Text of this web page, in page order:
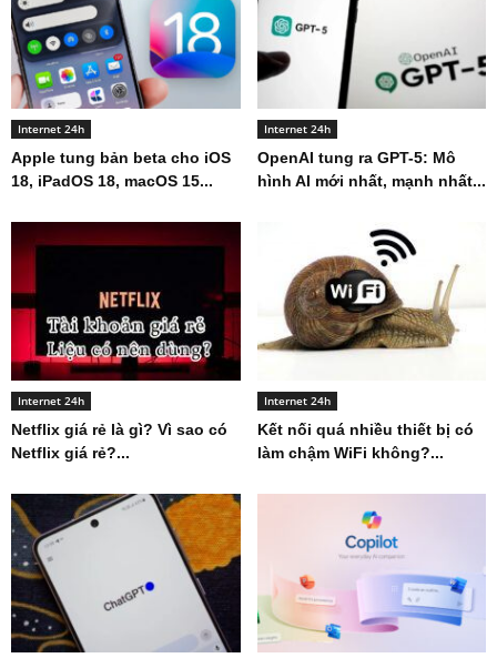
Internet 24h
Apple tung bản beta cho iOS
18, iPadOS 18, macOS 15...
Internet 24h
OpenAI tung ra GPT-5: Mô
hình AI mới nhất, mạnh nhất...
Internet 24h
Netflix giá rẻ là gì? Vì sao có
Netflix giá rẻ?...
Internet 24h
Kết nối quá nhiều thiết bị có
làm chậm WiFi không?...